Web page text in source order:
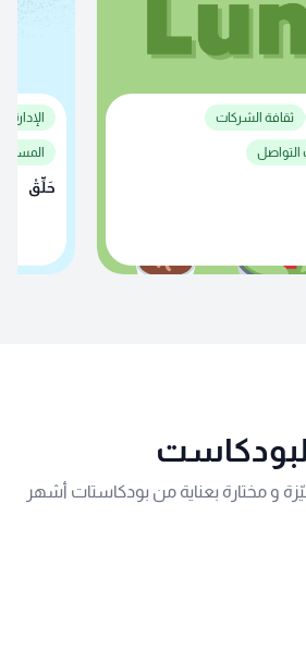
ثقافة الشركات
التواصل
الإدارة
المسار
حَلِّقْ
و مختارة بعناية من بودكاستات أشهر